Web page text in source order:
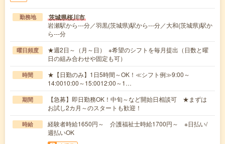
勤務地 茨城県桜川市
岩瀬駅から---分／羽黒(茨城県)駅から---分／大和(茨城県)駅か
ら---分
曜日頻度
★週2日～（月～日） ※希望のシフトを毎月提出（日数と曜
日の組み合わせや固定も可）
時間
★【日勤のみ】1日5時間～OK！≪シフト例≫9:00～
14:0010:00～15:0012:00～1…
期間
【急募】即日勤務OK！中旬～など開始日相談可 ★まずは
お試し2カ月～のスタートも歓迎！
時給
経験者時給1650円～ 介護福祉士時給1700円～ ※日払い/
週払いOK